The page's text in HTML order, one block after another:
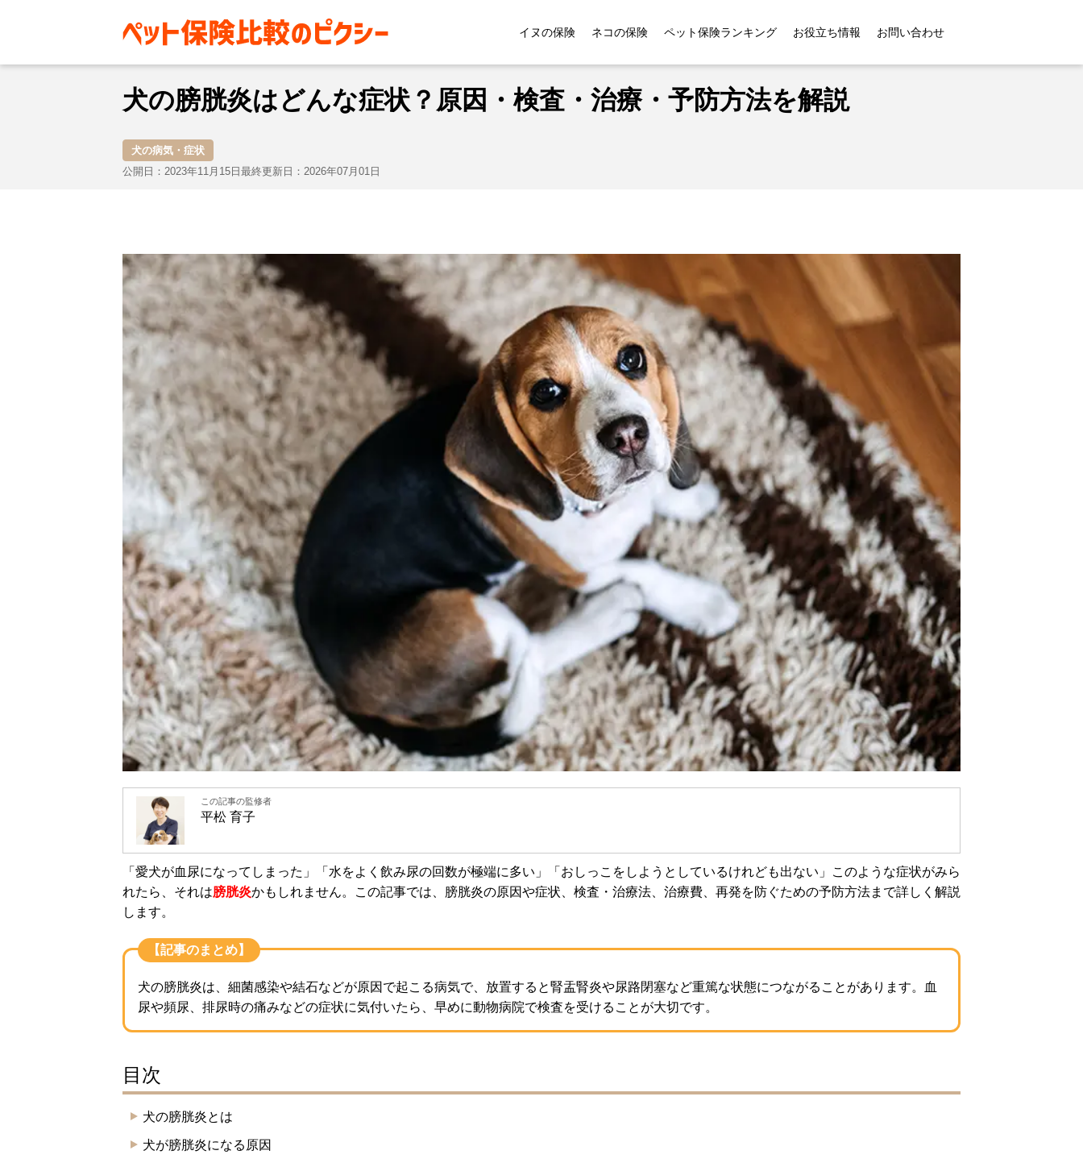
イヌの保険 ネコの保険 ペット保険ランキング お役立ち情報 お問い合わせ
お役立ち情報 犬 犬の病気・症状 犬の膀胱炎はどんな症状？原因・検査・治療・予防方法を解説
犬の膀胱炎はどんな症状？原因・検査・治療・予防方法を解説
犬の病気・症状
公開日：2023年11月15日 最終更新日：2026年07月01日
この記事の監修者
平松 育子
「愛犬が血尿になってしまった」「水をよく飲み尿の回数が極端に多い」「おしっこをしようとしているけれども出ない」このような症状がみら
れたら、それは膀胱炎かもしれません。この記事では、膀胱炎の原因や症状、検査・治療法、治療費、再発を防ぐための予防方法まで詳しく解説
します。
【記事のまとめ】
犬の膀胱炎は、細菌感染や結石などが原因で起こる病気で、放置すると腎盂腎炎や尿路閉塞など重篤な状態につながることがあります。血
尿や頻尿、排尿時の痛みなどの症状に気付いたら、早めに動物病院で検査を受けることが大切です。
目次
犬の膀胱炎とは
犬が膀胱炎になる原因